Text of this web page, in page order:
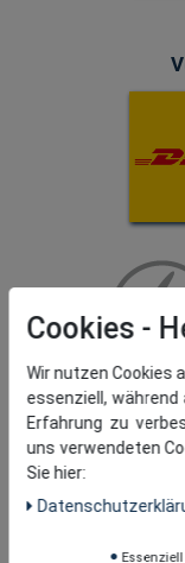
Cookies
Wir nutzen Cookies
essenziell, während
Erfahrung zu
uns verwendeten
Sie hier:
Essenziell